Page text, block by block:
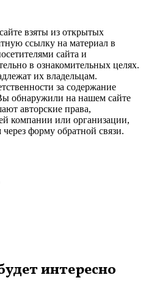
взяты из открытых
ссылку на материал в
сайта и
в ознакомительных целях.
их владельцам.
за содержание
обнаружили на нашем сайте
авторские права,
компании или организации,
форму обратной связи.
интересно